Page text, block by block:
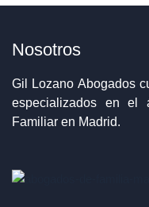
Nosotros
Gil Lozano Abogados
especializados en el
Familiar en Madrid.